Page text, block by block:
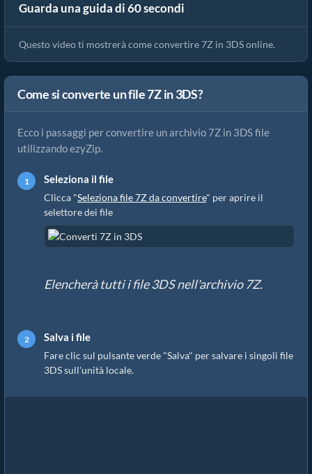
Guarda una guida di 60 secondi
Come Convertire 7Z in 3DS Online (Guida Semplice)
Questo video ti mostrerà come convertire 7Z in 3DS online.
Come si converte un file 7Z in 3DS?
Ecco i passaggi per convertire un archivio 7Z in 3DS file
utilizzando ezyZip.
Seleziona il file
Clicca "Seleziona file 7Z da convertire" per aprire il
selettore dei file
Elencherà tutti i file 3DS nell'archivio 7Z.
Salva i file
Fare clic sul pulsante verde "Salva" per salvare i singoli file
3DS sull'unità locale.